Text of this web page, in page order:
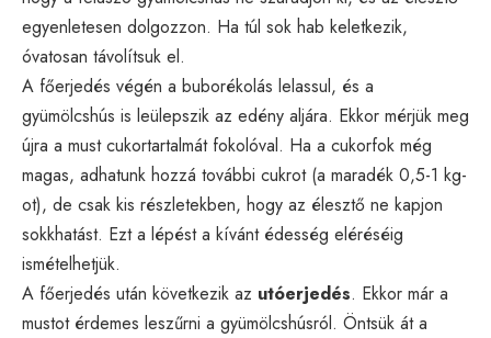
egyenletesen dolgozzon. Ha túl sok hab keletkezik,
óvatosan távolítsuk el.
A főerjedés végén a buborékolás lelassul, és a
gyümölcshús is leülepszik az edény aljára. Ekkor mérjük meg
újra a must cukortartalmát fokolóval. Ha a cukorfok még
magas, adhatunk hozzá további cukrot (a maradék 0,5-1 kg-
ot), de csak kis részletekben, hogy az élesztő ne kapjon
sokkhatást. Ezt a lépést a kívánt édesség eléréséig
ismételhetjük.
A főerjedés után következik az utóerjedés. Ekkor már a
mustot érdemes leszűrni a gyümölcshúsról. Öntsük át a